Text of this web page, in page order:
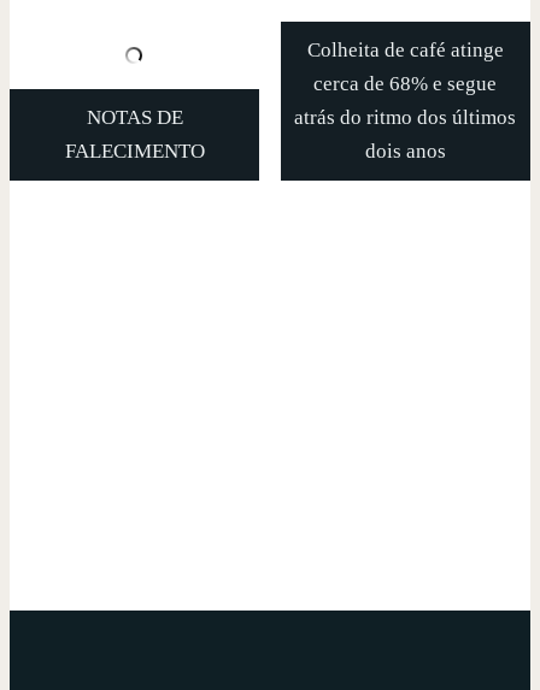
NOTAS DE
FALECIMENTO
Colheita de café atinge
cerca de 68% e segue
atrás do ritmo dos últimos
dois anos